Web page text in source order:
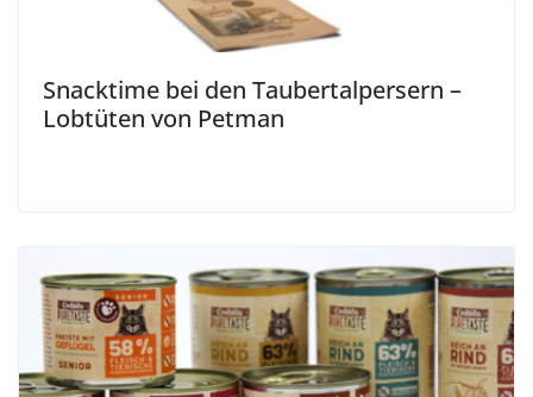
Snacktime bei den Taubertalpersern –
Lobtüten von Petman